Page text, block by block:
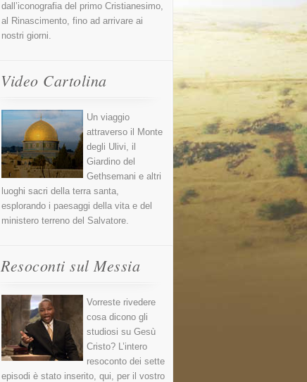
dall’iconografia del primo Cristianesimo,
al Rinascimento, fino ad arrivare ai
nostri giorni.
Video Cartolina
Un viaggio
attraverso il Monte
degli Ulivi, il
Giardino del
Gethsemani e altri
luoghi sacri della terra santa,
esplorando i paesaggi della vita e del
ministero terreno del Salvatore.
Resoconti sul Messia
Vorreste rivedere
cosa dicono gli
studiosi su Gesù
Cristo? L’intero
resoconto dei sette
episodi è stato inserito, qui, per il vostro